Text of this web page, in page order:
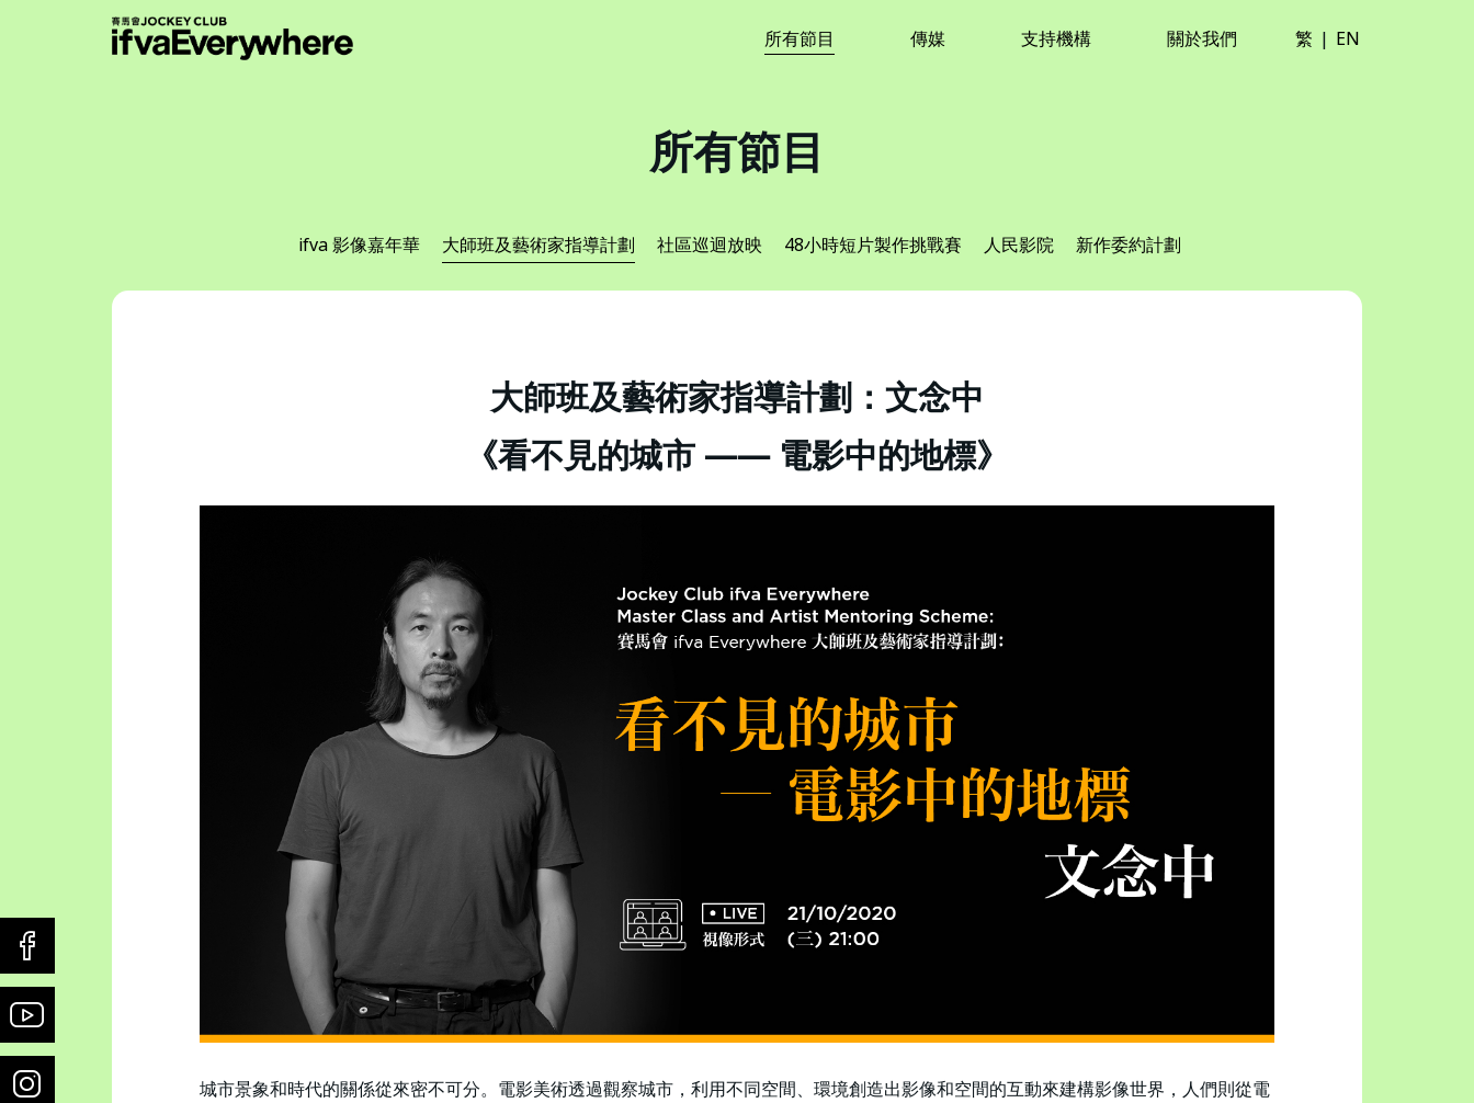
繁|EN 所有節目 傳媒 支持機構 關於我們 繁 | EN
所有節目
ifva 影像嘉年華 大師班及藝術家指導計劃 社區巡迴放映 48小時短片製作挑戰賽 人民影院 新作委約計劃
大師班及藝術家指導計劃：文念中
《看不見的城市 —— 電影中的地標》
城市景象和時代的關係從來密不可分。電影美術透過觀察城市，利用不同空間、環境創造出影像和空間的互動來建構影像世界，人們則從電